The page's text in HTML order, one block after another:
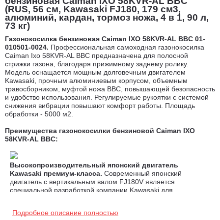
(RUS, 56 см, Kawasaki FJ180, 179 см3,
алюминий, кардан, тормоз ножа, 4 в 1, 90 л,
73 кг)
Газонокосилка бензиновая Caiman IXO 58KVR-AL BBC 01-
010501-0024. Профессиональная самоходная газонокосилка
Caiman Ixo 58KVR-AL BBC предназначена для полосной
стрижки газона, благодаря прижимному заднему ролику.
Модель оснащается мощным долговечным двигателем
Kawasaki, прочным алюминиевым корпусом, объемным
травосборником, муфтой ножа BBC, повышающей безопасность
и удобство использования. Регулируемые рукоятки с системой
снижения вибрации повышают комфорт работы. Площадь
обработки - 5000 м2.
Преимущества газонокосилки бензиновой Caiman IXO
58KVR-AL BBC:
Высокопроизводительный японский двигатель
Kawasaki премиум-класса. Современный японский
двигатель с вертикальным валом FJ180V является
специальной разработкой компании Kawasaki для
износостойкие, что гарантирует длительную бесперебойную
Подробное описание полностью